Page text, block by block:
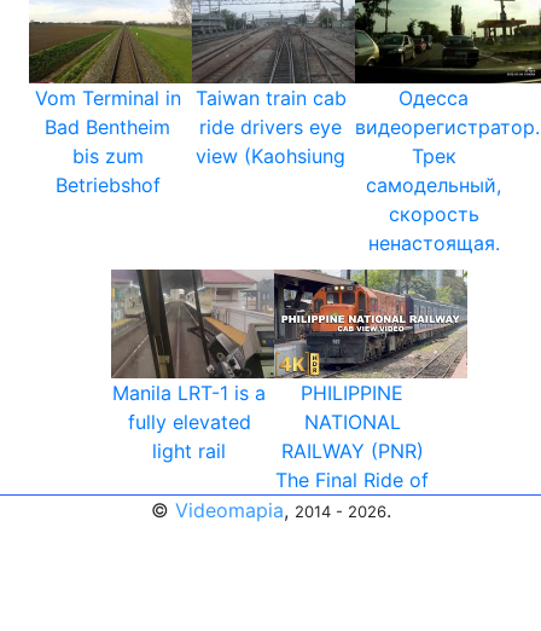
Vom Terminal in
Bad Bentheim
bis zum
Betriebshof
Taiwan train cab
ride drivers eye
view (Kaohsiung
Одесса
видеорегистратор.
Трек
самодельный,
скорость
ненастоящая.
Manila LRT-1 is a
fully elevated
light rail
PHILIPPINE
NATIONAL
RAILWAY (PNR)
The Final Ride of
© Videomapia, 2014 - 2026.